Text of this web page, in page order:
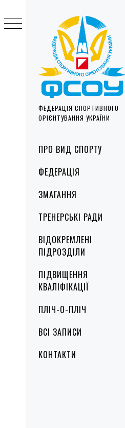
ФЕДЕРАЦІЯ СПОРТИВНОГО
ОРІЄНТУВАННЯ УКРАЇНИ
MenuПРО ВИД СПОРТУ
ФЕДЕРАЦІЯ
ЗМАГАННЯ
ТРЕНЕРСЬКІ РАДИ
ВІДОКРЕМЛЕНІ
ПІДРОЗДІЛИ
ПІДВИЩЕННЯ
КВАЛІФІКАЦІЇ
ПЛІЧ-О-ПЛІЧ
ВСІ ЗАПИСИ
КОНТАКТИ
to
content